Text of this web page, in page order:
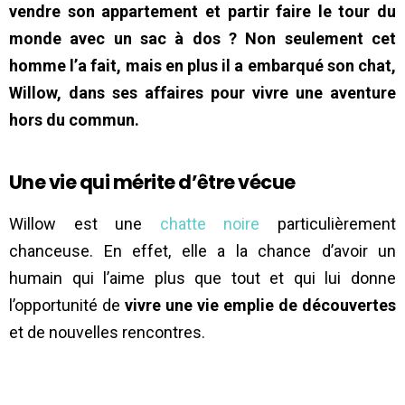
vendre son appartement et partir faire le tour du
monde avec un sac à dos ? Non seulement cet
homme l’a fait, mais en plus il a embarqué son chat,
Willow, dans ses affaires pour vivre une aventure
hors du commun.
Une vie qui mérite d’être vécue
Willow est une chatte noire particulièrement
chanceuse. En effet, elle a la chance d’avoir un
humain qui l’aime plus que tout et qui lui donne
l’opportunité de vivre une vie emplie de découvertes
et de nouvelles rencontres.